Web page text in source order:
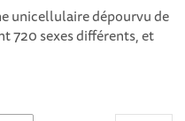
unicellulaire dépourvu de
720 sexes différents, et